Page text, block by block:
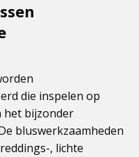
die inspelen op
het bijzonder
bluswerkzaamheden
, lichte